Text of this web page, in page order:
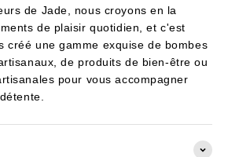
de Jade, nous croyons en la
de plaisir quotidien, et c'est
créé une gamme exquise de bombes
de produits de bien-être ou
pour vous accompagner